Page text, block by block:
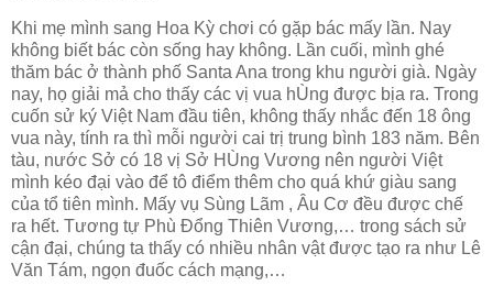
Khi mẹ mình sang Hoa Kỳ chơi có gặp bác mấy lần. Nay
không biết bác còn sống hay không. Lần cuối, mình ghé
thăm bác ở thành phố Santa Ana trong khu người già. Ngày
nay, họ giải mả cho thấy các vị vua hÙng được bịa ra. Trong
cuốn sử ký Việt Nam đầu tiên, không thấy nhắc đến 18 ông
vua này, tính ra thì mỗi người cai trị trung bình 183 năm. Bên
tàu, nước Sở có 18 vị Sở HÙng Vương nên người Việt
mình kéo đại vào để tô điểm thêm cho quá khứ giàu sang
của tổ tiên mình. Mấy vụ Sùng Lãm , Âu Cơ đều được chế
ra hết. Tương tự Phù Đổng Thiên Vương,… trong sách sử
cận đại, chúng ta thấy có nhiều nhân vật được tạo ra như Lê
Văn Tám, ngọn đuốc cách mạng,…